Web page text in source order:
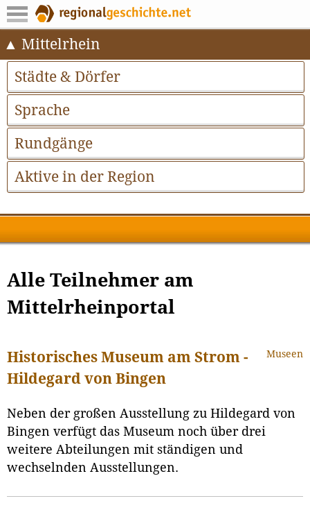
Mittelrhein
Städte & Dörfer
Sprache
Rundgänge
Aktive in der Region
Alle Teilnehmer am
Mittelrheinportal
Museen
Historisches Museum am Strom -
Hildegard von Bingen
Neben der großen Ausstellung zu Hildegard von
Bingen verfügt das Museum noch über drei
weitere Abteilungen mit ständigen und
wechselnden Ausstellungen.